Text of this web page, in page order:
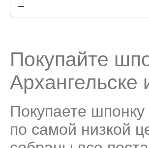
—
Покупайте
Архангельске
Покупаете
по самой низкой